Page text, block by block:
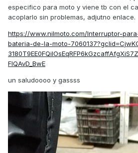
especifico para moto y viene tb con el
acoplarlo sin problemas, adjutno enlace.
https://www.nilmoto.com/Interruptor-
bateria-de-la-moto-
FIQAvD_BwE
un saludoooo y gassss